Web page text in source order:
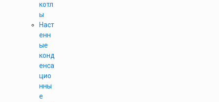
котл
ы
Наст
енн
ые
конд
енса
цио
нны
е